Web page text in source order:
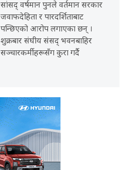
सांसद् वर्षमान पुनले वर्तमान सरकार
जवाफदेहिता र पारदर्शिताबाट
पन्छिएको आरोप लगाएका छन् ।
शुक्रबार संघीय संसद् भवनबाहिर
सञ्चारकर्मीहरूसँग कुरा गर्दै